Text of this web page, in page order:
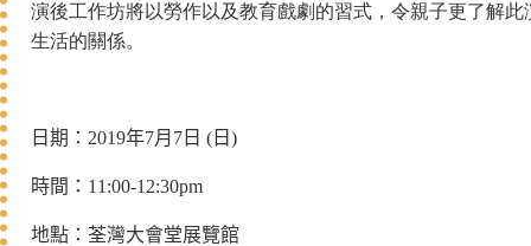
演後工作坊將以勞作以及教育戲劇的習式，令親子更了解此
生活的關係。
日期： 2019年7月 7 日 ( 日 )
時間：11 :00-12:30pm
地點：荃灣大會堂展覽館